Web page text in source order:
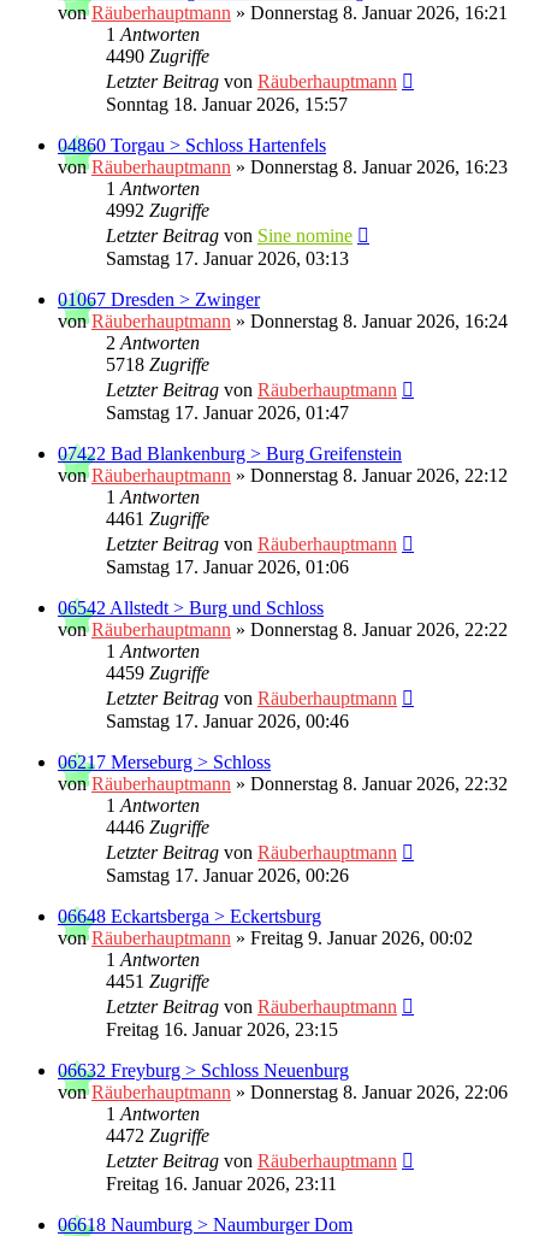
vonRäuberhauptmann » Donnerstag 8. Januar 2026, 16:21
1 Antworten
4490 Zugriffe
Letzter Beitrag von Räuberhauptmann
Sonntag 18. Januar 2026, 15:57
04860 Torgau > Schloss Hartenfels
vonRäuberhauptmann » Donnerstag 8. Januar 2026, 16:23
1 Antworten
4992 Zugriffe
Letzter Beitrag von Sine nomine
Samstag 17. Januar 2026, 03:13
01067 Dresden > Zwinger
vonRäuberhauptmann » Donnerstag 8. Januar 2026, 16:24
2 Antworten
5718 Zugriffe
Letzter Beitrag von Räuberhauptmann
Samstag 17. Januar 2026, 01:47
07422 Bad Blankenburg > Burg Greifenstein
vonRäuberhauptmann » Donnerstag 8. Januar 2026, 22:12
1 Antworten
4461 Zugriffe
Letzter Beitrag von Räuberhauptmann
Samstag 17. Januar 2026, 01:06
06542 Allstedt > Burg und Schloss
vonRäuberhauptmann » Donnerstag 8. Januar 2026, 22:22
1 Antworten
4459 Zugriffe
Letzter Beitrag von Räuberhauptmann
Samstag 17. Januar 2026, 00:46
06217 Merseburg > Schloss
vonRäuberhauptmann » Donnerstag 8. Januar 2026, 22:32
1 Antworten
4446 Zugriffe
Letzter Beitrag von Räuberhauptmann
Samstag 17. Januar 2026, 00:26
06648 Eckartsberga > Eckertsburg
vonRäuberhauptmann » Freitag 9. Januar 2026, 00:02
1 Antworten
4451 Zugriffe
Letzter Beitrag von Räuberhauptmann
Freitag 16. Januar 2026, 23:15
06632 Freyburg > Schloss Neuenburg
vonRäuberhauptmann » Donnerstag 8. Januar 2026, 22:06
1 Antworten
4472 Zugriffe
Letzter Beitrag von Räuberhauptmann
Freitag 16. Januar 2026, 23:11
06618 Naumburg > Naumburger Dom